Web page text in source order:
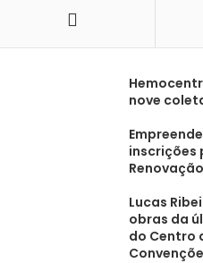
nove
inscrições
Lucas
obras da
do Centro